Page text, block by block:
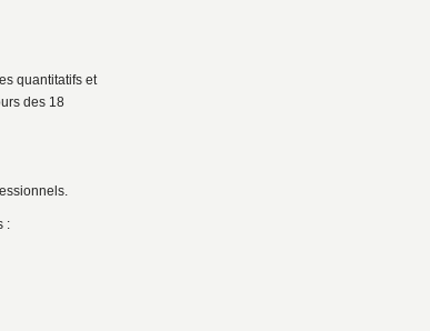
quantitatifs et
des 18
: